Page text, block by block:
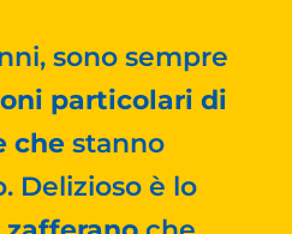
sono sempre
particolari di
che stanno
Delizioso è lo